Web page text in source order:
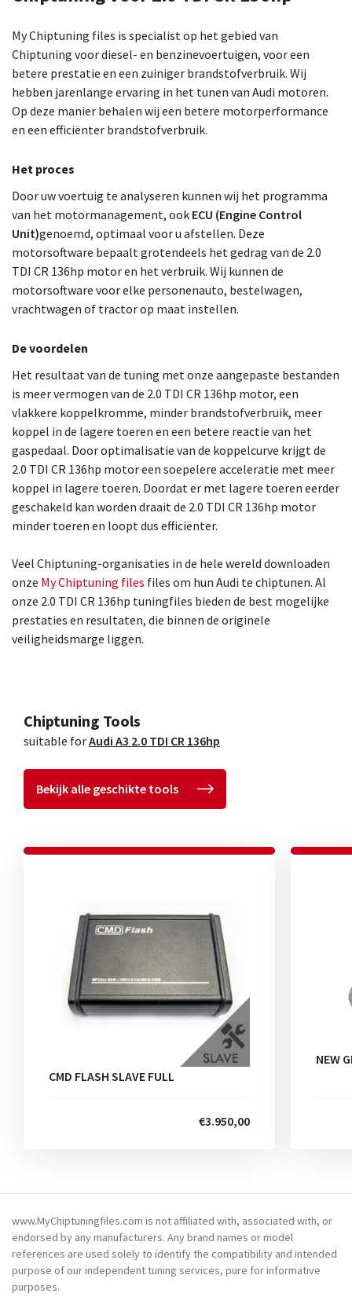
My Chiptuning files is specialist op het gebied van
Chiptuning voor diesel- en benzinevoertuigen, voor een
betere prestatie en een zuiniger brandstofverbruik. Wij
hebben jarenlange ervaring in het tunen van Audi motoren.
Op deze manier behalen wij een betere motorperformance
en een efficiënter brandstofverbruik.
Het proces
Door uw voertuig te analyseren kunnen wij het programma
van het motormanagement, ook ECU (Engine Control
Unit)genoemd, optimaal voor u afstellen. Deze
motorsoftware bepaalt grotendeels het gedrag van de 2.0
TDI CR 136hp motor en het verbruik. Wij kunnen de
motorsoftware voor elke personenauto, bestelwagen,
vrachtwagen of tractor op maat instellen.
De voordelen
Het resultaat van de tuning met onze aangepaste bestanden
is meer vermogen van de 2.0 TDI CR 136hp motor, een
vlakkere koppelkromme, minder brandstofverbruik, meer
koppel in de lagere toeren en een betere reactie van het
gaspedaal. Door optimalisatie van de koppelcurve krijgt de
2.0 TDI CR 136hp motor een soepelere acceleratie met meer
koppel in lagere toeren. Doordat er met lagere toeren eerder
geschakeld kan worden draait de 2.0 TDI CR 136hp motor
minder toeren en loopt dus efficiënter.
Veel Chiptuning-organisaties in de hele wereld downloaden
onze My Chiptuning files files om hun Audi te chiptunen. Al
onze 2.0 TDI CR 136hp tuningfiles bieden de best mogelijke
prestaties en resultaten, die binnen de originele
veiligheidsmarge liggen.
Chiptuning Tools
suitable forAudi A3 2.0 TDI CR 136hp
Bekijk alle geschikte tools
CMD FLASH SLAVE FULL
€3.950,00
NEW
www.MyChiptuningfiles.com is not affiliated with, associated with, or
endorsed by any manufacturers. Any brand names or model
references are used solely to identify the compatibility and intended
purpose of our independent tuning services, pure for informative
purposes.